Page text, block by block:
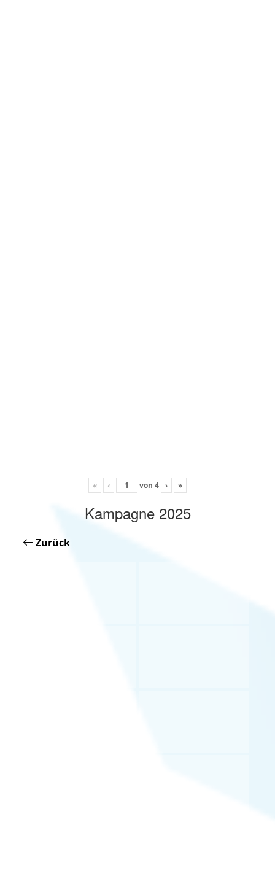
« ‹ von 4 › »
Kampagne 2025
Zurück